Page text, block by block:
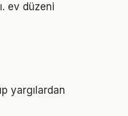
ev düzeni
yargılardan